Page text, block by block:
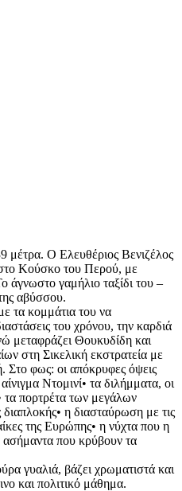
μέτρα. Ο Ελευθέριος Βενιζέλος
Κούσκο του Περού, με
γαμήλιο ταξίδι του –
αβύσσου.
τα κομμάτια του να
του χρόνου, την καρδιά
μεταφράζει Θουκυδίδη και
στη Σικελική εκστρατεία με
Στο φως: οι απόκρυφες όψεις
Ντομινί• τα διλήμματα, οι
τα πορτρέτα των μεγάλων
διαπλοκής• η διασταύρωση με τις
της Ευρώπης• η νύχτα που η
ασήμαντα που κρύβουν τα
γυαλιά, βάζει χρωματιστά και
και πολιτικό μάθημα.